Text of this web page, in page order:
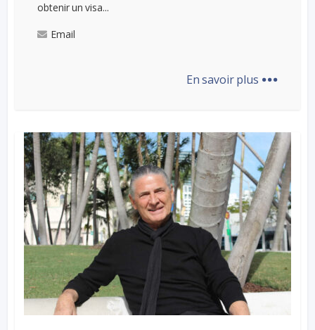
obtenir un visa...
Email
En savoir plus ...